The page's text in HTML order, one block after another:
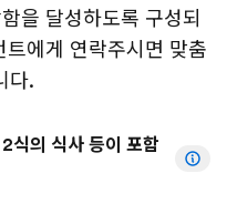
을 달성하도록 구성되
에게 연락주시면 맞춤
다.
식의 식사 등이 포함